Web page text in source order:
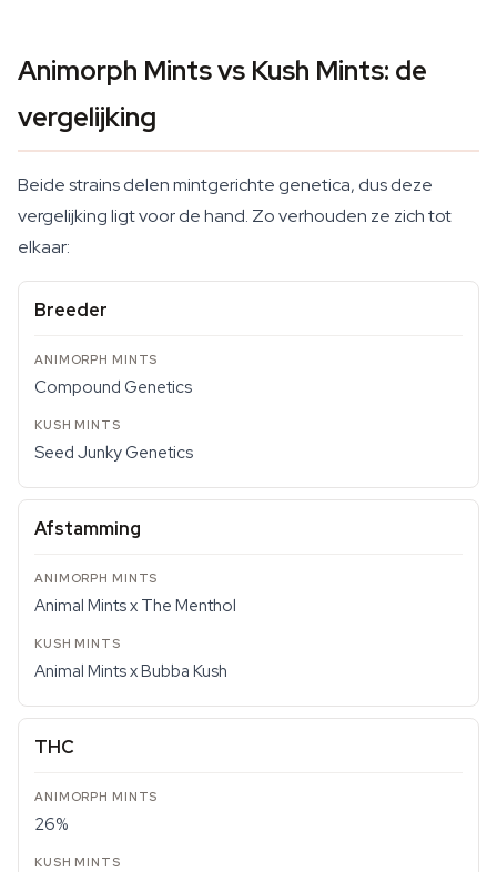
Animorph Mints vs Kush Mints: de
vergelijking
Beide strains delen mintgerichte genetica, dus deze
vergelijking ligt voor de hand. Zo verhouden ze zich tot
elkaar:
Breeder
Compound Genetics
Seed Junky Genetics
Afstamming
Animal Mints x The Menthol
Animal Mints x Bubba Kush
THC
26%